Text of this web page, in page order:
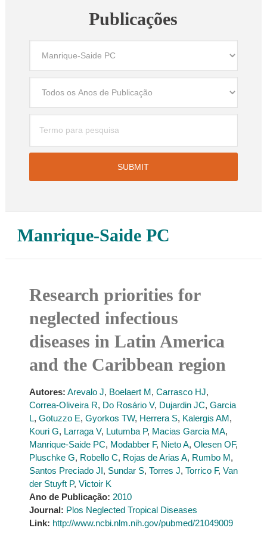
Publicações
Manrique-Saide PC
Research priorities for
neglected infectious
diseases in Latin America
and the Caribbean region
Autores: Arevalo J, Boelaert M, Carrasco HJ,
Correa-Oliveira R, Do Rosário V, Dujardin JC, Garcia
L, Gotuzzo E, Gyorkos TW, Herrera S, Kalergis AM,
Kouri G, Larraga V, Lutumba P, Macias Garcia MA,
Manrique-Saide PC, Modabber F, Nieto A, Olesen OF,
Pluschke G, Robello C, Rojas de Arias A, Rumbo M,
Santos Preciado JI, Sundar S, Torres J, Torrico F, Van
der Stuyft P, Victoir K
Ano de Publicação: 2010
Journal: Plos Neglected Tropical Diseases
Link: http://www.ncbi.nlm.nih.gov/pubmed/21049009